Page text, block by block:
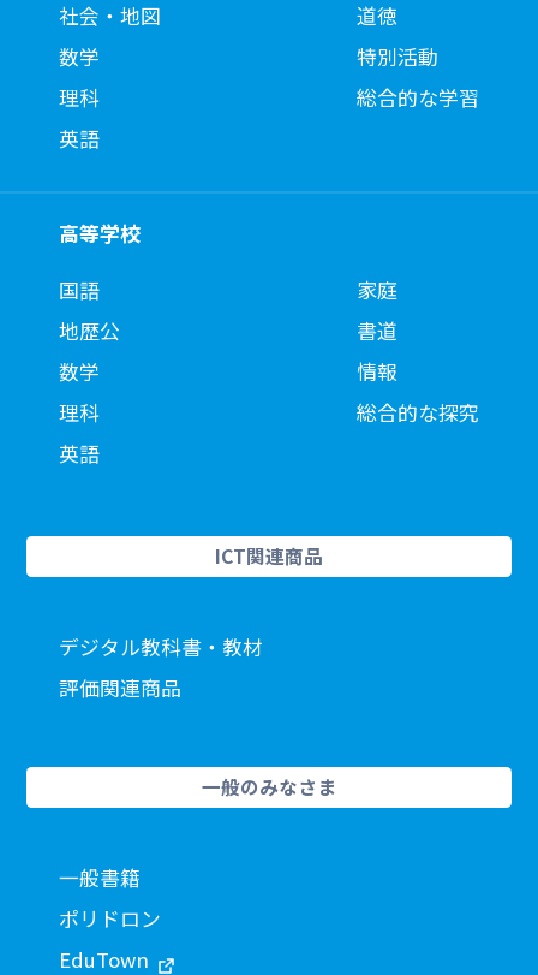
社会・地図
数学
理科
英語
道徳
特別活動
総合的な学習
高等学校
国語
地歴公
数学
理科
英語
家庭
書道
情報
総合的な探究
ICT関連商品
デジタル教科書・教材
評価関連商品
一般のみなさま
一般書籍
ポリドロン
EduTown